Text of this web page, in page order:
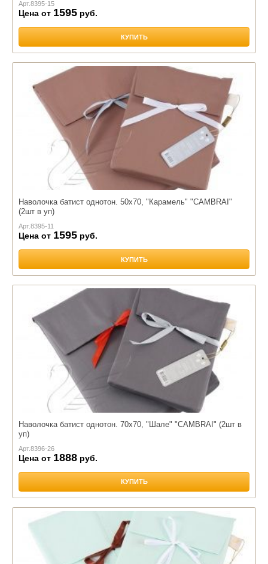
Арт.8395-15
Цена от 1595 руб.
КУПИТЬ
Наволочка батист однотон. 50х70, "Карамель" "CAMBRAI"
(2шт в уп)
Арт.8395-11
Цена от 1595 руб.
КУПИТЬ
Наволочка батист однотон. 70х70, "Шале" "CAMBRAI" (2шт в
уп)
Арт.8396-26
Цена от 1888 руб.
КУПИТЬ